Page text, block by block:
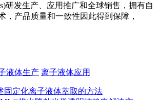
研发生产、应用推广和全球销售，拥有自
，产品质量和一致性因此得到保障，
液体生产 离子液体应用
固定化离子液体萃取的方法